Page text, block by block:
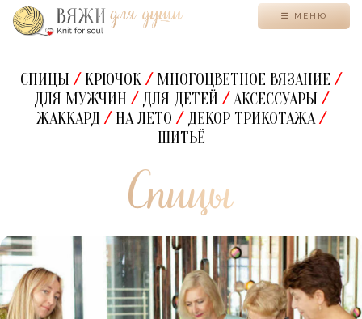
МЕНЮ
СПИЦЫ / КРЮЧОК / МНОГОЦВЕТНОЕ ВЯЗАНИЕ /
ДЛЯ МУЖЧИН / ДЛЯ ДЕТЕЙ / АКСЕССУАРЫ /
ЖАККАРД / НА ЛЕТО / ДЕКОР ТРИКОТАЖА /
ШИТЬЁ
Спицы